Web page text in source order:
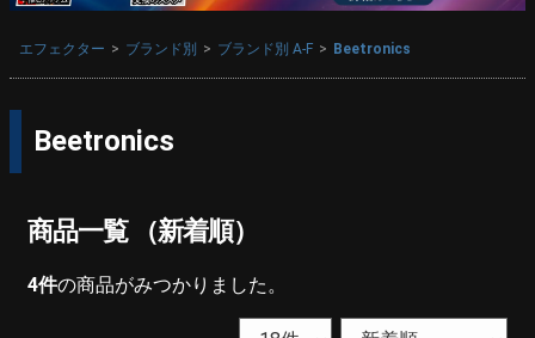
エフェクター ブランド別 ブランド別 A-F Beetronics
Beetronics
商品一覧 （新着順）
4件の商品がみつかりました。